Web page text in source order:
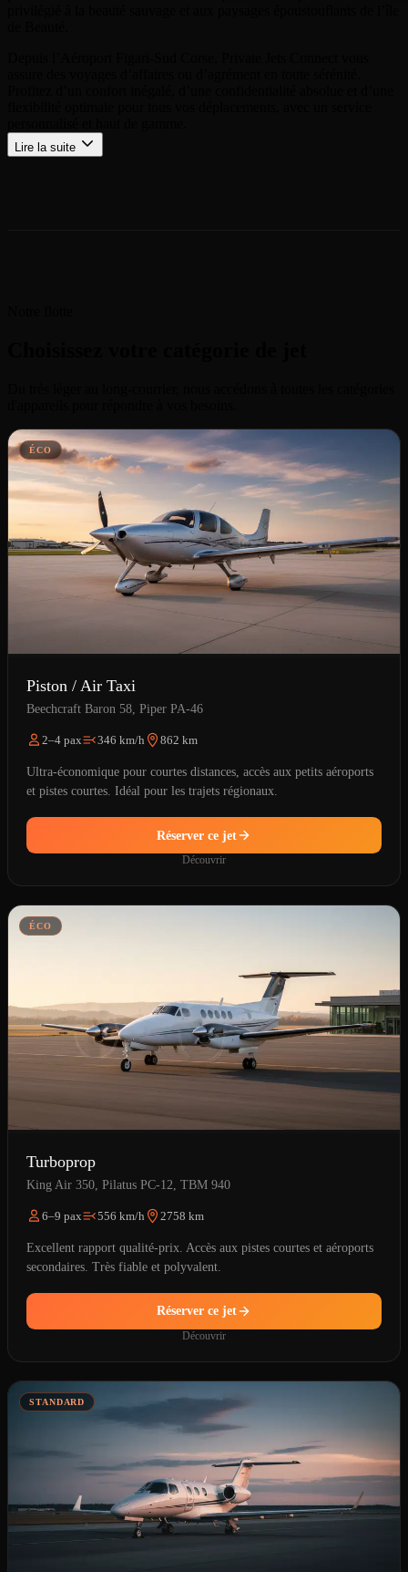
Lire la suite
ÉCO
Piston / Air Taxi
Beechcraft Baron 58, Piper PA-46
2–4 pax 346 km/h 862 km
Ultra-économique pour courtes distances, accès aux petits aéroports
et pistes courtes. Idéal pour les trajets régionaux.
Réserver ce jet
Découvrir
ÉCO
Turboprop
King Air 350, Pilatus PC-12, TBM 940
6–9 pax 556 km/h 2758 km
Excellent rapport qualité-prix. Accès aux pistes courtes et aéroports
secondaires. Très fiable et polyvalent.
Réserver ce jet
Découvrir
STANDARD